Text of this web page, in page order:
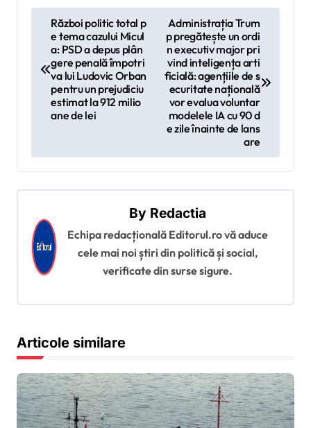
r
e
n
a
r
c
o
l
e
Război politic total p
e tema cazului Micul
a: PSD a depus plân
gere penală împotri
va lui Ludovic Orban
pentru un prejudiciu
estimat la 912 milio
ane de lei
Administrația Trum
p pregătește un ordi
n executiv major pri
vind inteligența arti
ficială: agențiile de s
ecuritate națională
vor evalua voluntar
modelele IA cu 90 d
e zile înainte de lans
are
By Redactia
Echipa redacțională Editorul.ro vă aduce
cele mai noi știri din politică și social,
verificate din surse sigure.
Articole similare